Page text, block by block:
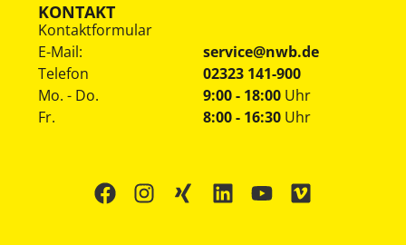
KONTAKT
Kontaktformular
E-Mail:
service@nwb.de
Telefon
02323 141-900
Mo. - Do.
Fr.
9:00 - 18:00 Uhr
8:00 - 16:30 Uhr